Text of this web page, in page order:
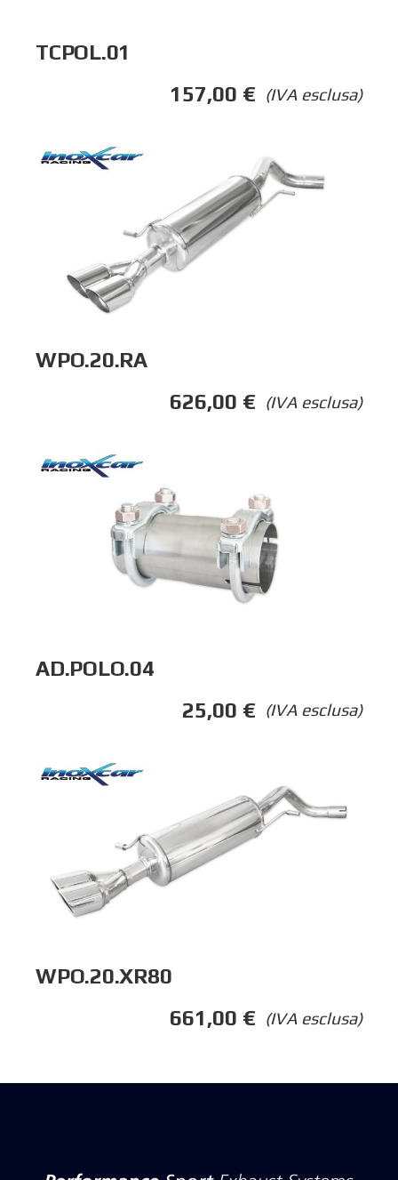
TCPOL.01
(IVA esclusa)
157,00 €
WPO.20.RA
(IVA esclusa)
626,00 €
AD.POLO.04
(IVA esclusa)
25,00 €
WPO.20.XR80
(IVA esclusa)
661,00 €